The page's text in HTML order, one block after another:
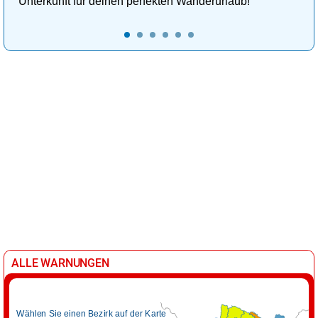
ALLE WARNUNGEN
Wählen Sie einen Bezirk auf der Karte